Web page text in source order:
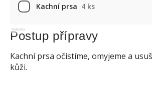
Kachní prsa 4 ks
Reklama
Postup přípravy
Kachní prsa očistíme, omyjeme a
kůži.